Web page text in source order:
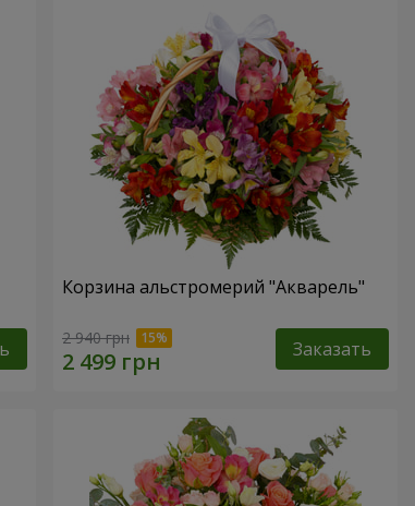
Корзина альстромерий "Акварель"
2 940 грн Заказать